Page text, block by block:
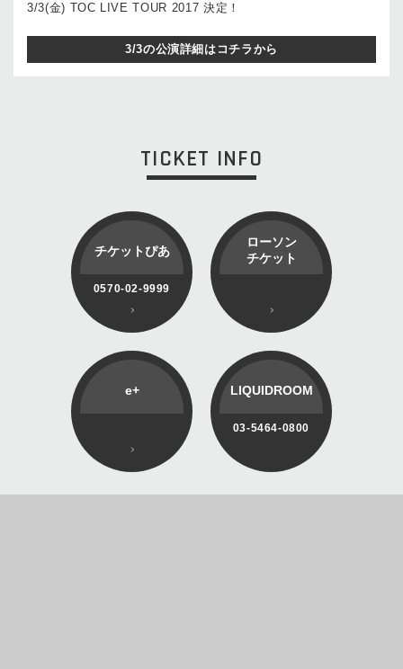
3/3(金) TOC LIVE TOUR 2017 決定！
3/3の公演詳細はコチラから
TICKET INFO
チケットぴあ
0570-02-9999
ローソン
チケット
e+ LIQUIDROOM
03-5464-0800